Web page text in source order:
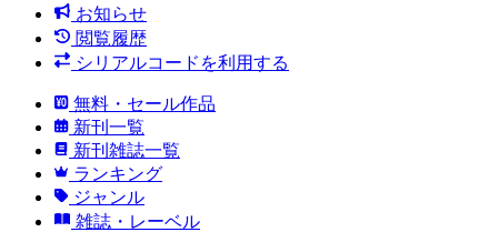
お知らせ
閲覧履歴
シリアルコードを利用する
無料・セール作品
新刊一覧
新刊雑誌一覧
ランキング
ジャンル
雑誌・レーベル